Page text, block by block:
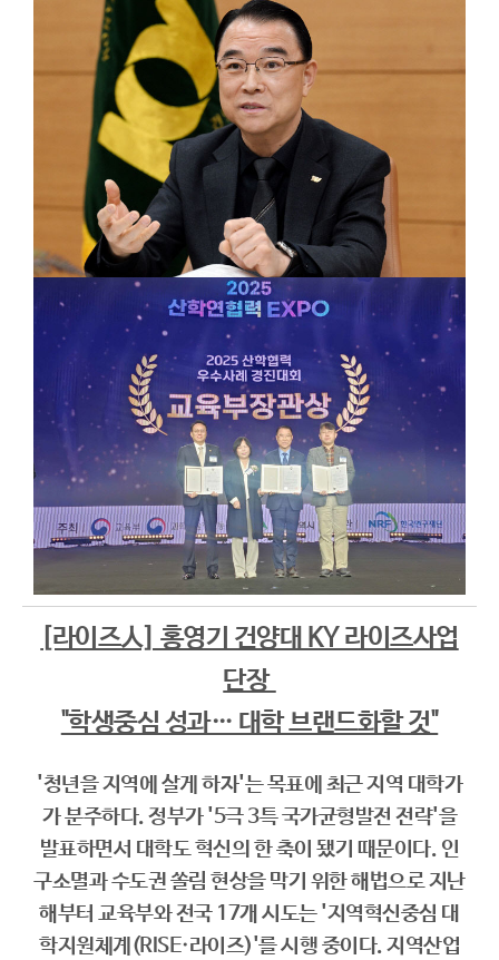
[라이즈人] 홍영기 건양대 KY 라이즈사업
단장
"학생중심 성과… 대학 브랜드화할 것"
'청년을 지역에 살게 하자'는 목표에 최근 지역 대학가
가 분주하다. 정부가 '5극 3특 국가균형발전 전략'을
발표하면서 대학도 혁신의 한 축이 됐기 때문이다. 인
구소멸과 수도권 쏠림 현상을 막기 위한 해법으로 지난
해부터 교육부와 전국 17개 시도는 '지역혁신중심 대
학지원체계(RISE·라이즈)'를 시행 중이다. 지역산업